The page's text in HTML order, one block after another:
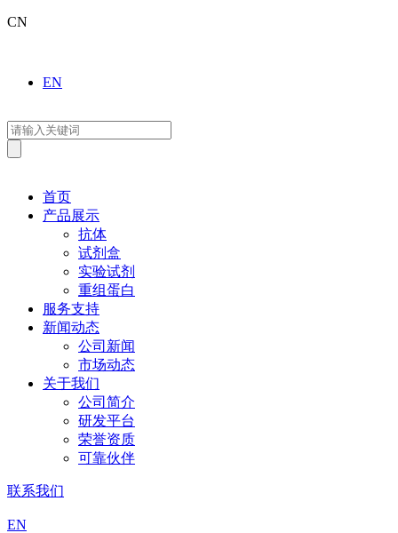
CN
EN
首页
产品展示
抗体
试剂盒
实验试剂
重组蛋白
服务支持
新闻动态
公司新闻
市场动态
关于我们
公司简介
研发平台
荣誉资质
可靠伙伴
联系我们
EN